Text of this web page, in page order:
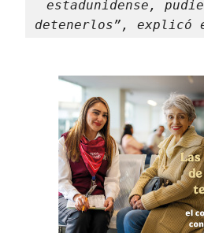
estadunidense,
detenerlos”, explicó